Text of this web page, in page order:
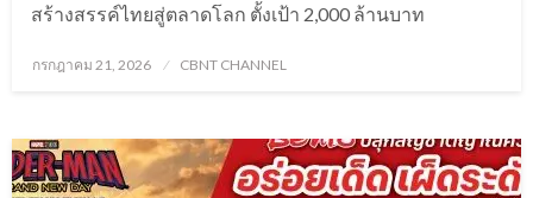
สร้างสรรค์ไทยสู่ตลาดโลก ตั้งเป้า 2,000 ล้านบาท
Posted
กรกฎาคม 21, 2026 CBNT CHANNEL